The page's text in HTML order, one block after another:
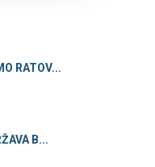
RATOV...
B...